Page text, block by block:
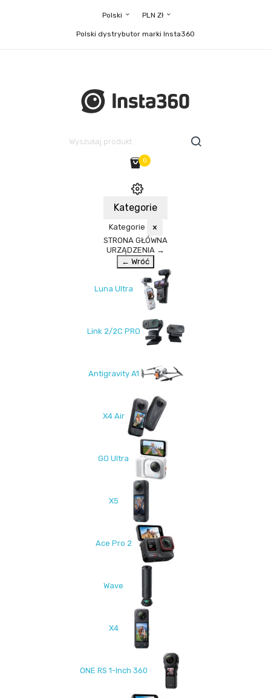
Polski PLN Zł
Polski dystrybutor marki Insta360
0
Kategorie
Kategorie ×
STRONA GŁÓWNA
URZĄDZENIA →
← Wróć
Luna Ultra
Link 2/2C PRO
Antigravity A1
X4 Air
GO Ultra
X5
Ace Pro 2
Wave
X4
ONE RS 1-Inch 360